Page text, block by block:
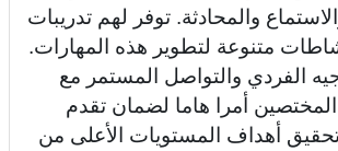
والمحادثة. توفر لهم تدريبات
متنوعة لتطوير هذه المهارات.
الفردي والتواصل المستمر مع
المختصين أمرا هاما لضمان تقدم
أهداف المستويات الأعلى من